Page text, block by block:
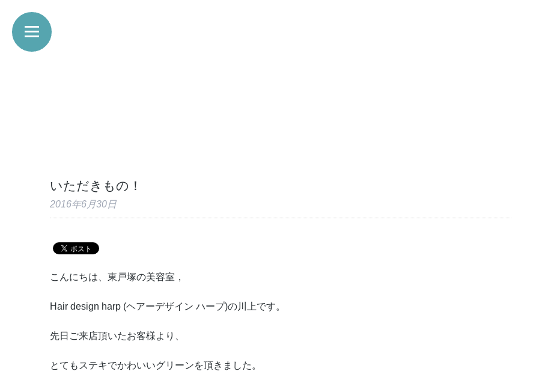
いただきもの！
2016年6月30日
こんにちは、東戸塚の美容室，
Hair design harp (ヘアーデザイン ハープ)の川上です。
先日ご来店頂いたお客様より、
とてもステキでかわいいグリーンを頂きました。